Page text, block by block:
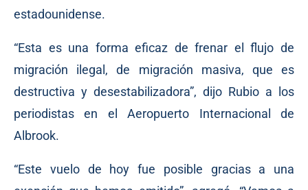
estadounidense.
“Esta es una forma eficaz de frenar el flujo de
migración ilegal, de migración masiva, que es
destructiva y desestabilizadora”, dijo Rubio a los
periodistas en el Aeropuerto Internacional de
Albrook.
“Este vuelo de hoy fue posible gracias a una